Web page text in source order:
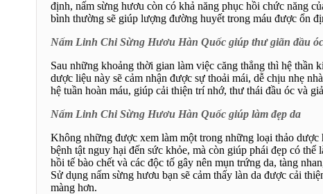
định, nấm sừng hươu còn có khả năng phục hồi chức năng
bình thường sẽ giúp lượng đường huyết trong máu được ổn
Nấm Linh Chi Sừng Hươu Hàn Quốc giúp thư giãn đầu óc
Sau những khoảng thời gian làm việc căng thẳng thì hệ thần
dược liệu này sẽ cảm nhận được sự thoải mái, dễ chịu nhẹ
hệ tuần hoàn máu, giúp cải thiện trí nhớ, thư thái đầu óc và
Nấm Linh Chi Sừng Hươu Hàn Quốc giúp làm đẹp da
Không những được xem làm một trong những loại thảo
bệnh tật nguy hại đến sức khỏe, mà còn giúp phái đẹp có
hồi tế bào chết và các độc tố gây nên mụn trứng da, tàng
Sử dụng nấm sừng hươu bạn sẽ cảm thấy làn da được cải
màng hơn.